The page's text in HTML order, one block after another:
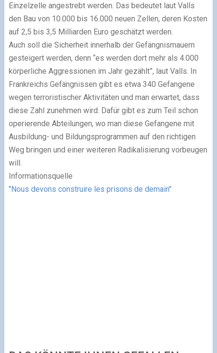
Einzelzelle angestrebt werden. Das bedeutet laut Valls
den Bau von 10.000 bis 16.000 neuen Zellen, deren Kosten
auf 2,5 bis 3,5 Milliarden Euro geschätzt werden.
Auch soll die Sicherheit innerhalb der Gefängnismauern
gesteigert werden, denn “es werden dort mehr als 4.000
körperliche Aggressionen im Jahr gezählt”, laut Valls. In
Frankreichs Gefängnissen gibt es etwa 340 Gefangene
wegen terroristischer Aktivitäten und man erwartet, dass
diese Zahl zunehmen wird. Dafür gibt es zum Teil schon
operierende Abteilungen, wo man diese Gefangene mit
Ausbildung- und Bildungsprogrammen auf den richtigen
Weg bringen und einer weiteren Radikalisierung vorbeugen
will.
Informationsquelle
"Nous devons construire les prisons de demain"